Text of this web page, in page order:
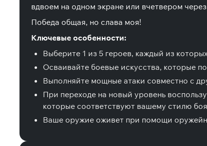
вдвоем на одном экране или вчетвером
Победа общая, но слава моя!
Ключевые особенности:
Выберите 1 из 5 героев, каждый из
Осваивайте боевые искусства, которые
Выполняйте мощные атаки совместно с
При переходе на новый уровень
которые соответствуют вашему стилю
Ваше оружие оживет при помощи